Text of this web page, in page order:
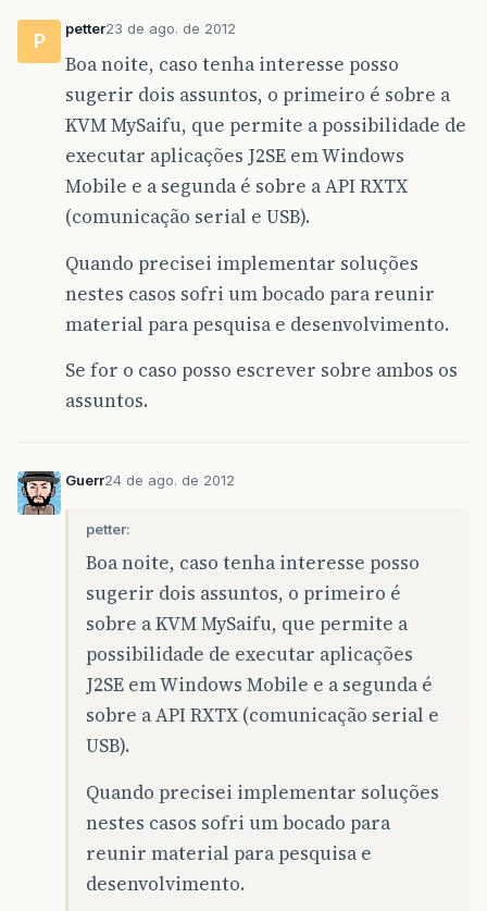
P
petter23 de ago. de 2012
Boa noite, caso tenha interesse posso
sugerir dois assuntos, o primeiro é sobre a
KVM MySaifu, que permite a possibilidade de
executar aplicações J2SE em Windows
Mobile e a segunda é sobre a API RXTX
(comunicação serial e USB).
Quando precisei implementar soluções
nestes casos sofri um bocado para reunir
material para pesquisa e desenvolvimento.
Se for o caso posso escrever sobre ambos os
assuntos.
Guerr24 de ago. de 2012
petter:
Boa noite, caso tenha interesse posso
sugerir dois assuntos, o primeiro é
sobre a KVM MySaifu, que permite a
possibilidade de executar aplicações
J2SE em Windows Mobile e a segunda é
sobre a API RXTX (comunicação serial e
USB).
Quando precisei implementar soluções
nestes casos sofri um bocado para
reunir material para pesquisa e
desenvolvimento.